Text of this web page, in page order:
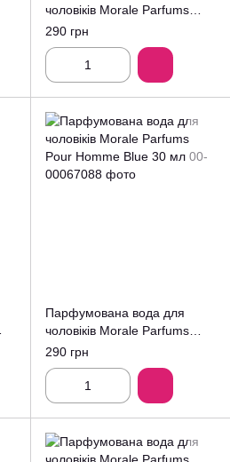
чоловіків Morale Parfums
White Perfume 30 мл
290 грн
Парфумована вода для
чоловіків Morale Parfums
Pour Homme Blue 30 мл
290 грн